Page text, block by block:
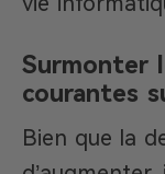
Surmonter
courantes
Bien que la